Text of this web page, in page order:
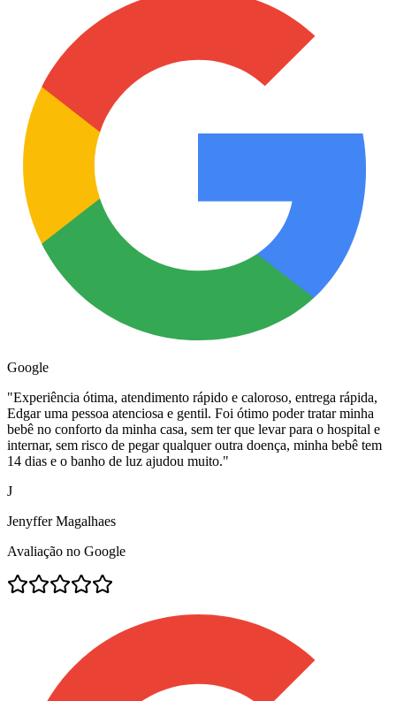
Google
"Experiência ótima, atendimento rápido e caloroso, entrega rápida,
Edgar uma pessoa atenciosa e gentil. Foi ótimo poder tratar minha
bebê no conforto da minha casa, sem ter que levar para o hospital e
internar, sem risco de pegar qualquer outra doença, minha bebê tem
14 dias e o banho de luz ajudou muito."
J
Jenyffer Magalhaes
Avaliação no Google